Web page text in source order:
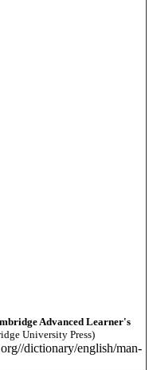
Advanced Learner's
University Press)
dictionary/english/man-